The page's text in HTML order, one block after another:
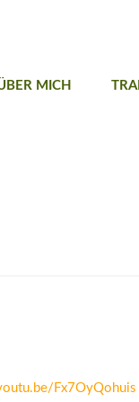
MICH
Fx7OyQohuis